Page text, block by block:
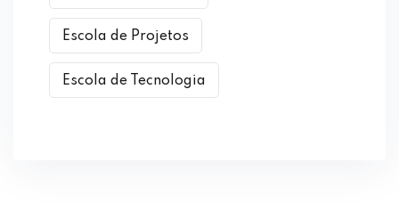
Escola de Projetos
Escola de Tecnologia